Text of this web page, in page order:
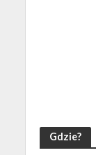
Gdzie?